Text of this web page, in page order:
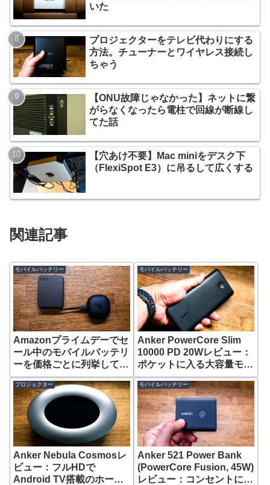
いた
プロジェクターをテレビ代わりにする
方法。チューナーとワイヤレス接続し
ちゃう
【ONU故障じゃなかった】ネットに繋
がらなくなったら電柱で回線が断線し
てた話
【穴あけ不要】Mac miniをデスク下
（FlexiSpot E3）に吊るして広くする
関連記事
モバイルバッテリー
Amazonプライムデーでセ
ール中のモバイルバッテリ
ーを価格ごとに列挙してみ
た【2023年7月】
モバイルバッテリー
Anker PowerCore Slim
10000 PD 20Wレビュー：
ポケットに入る大容量モバ
イルバッテリー
プロジェクター
Anker Nebula Cosmosレ
ビュー：フルHDで
Android TV搭載のホーム
モバイルバッテリー
Anker 521 Power Bank
(PowerCore Fusion, 45W)
レビュー：コンセントに挿